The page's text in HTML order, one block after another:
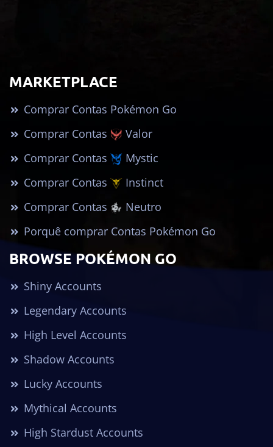
MARKETPLACE
Comprar Contas Pokémon Go
Comprar Contas
Valor
Comprar Contas
Mystic
Comprar Contas
Instinct
Comprar Contas
Neutro
Porquê comprar Contas Pokémon Go
BROWSE POKÉMON GO
Shiny Accounts
Legendary Accounts
High Level Accounts
Shadow Accounts
Lucky Accounts
Mythical Accounts
High Stardust Accounts